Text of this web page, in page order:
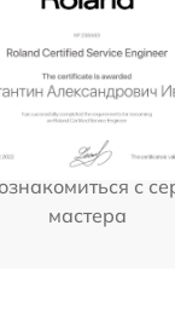
с
мастера